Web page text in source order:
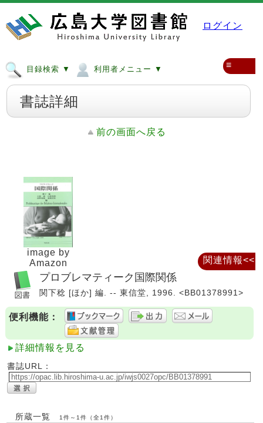
ログイン
目録検索 ▼ 利用者メニュー ▼ ≡
書誌詳細
前の画面へ戻る
image by
Amazon
プロブレマティーク国際関係
関下稔 [ほか] 編. -- 東信堂, 1996. <BB01378991>
便利機能：
詳細情報を見る
書誌URL：
所蔵一覧 1件～1件（全1件）
関連情報<<